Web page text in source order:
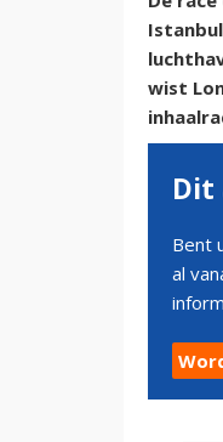
wist
Dit
Bent
al